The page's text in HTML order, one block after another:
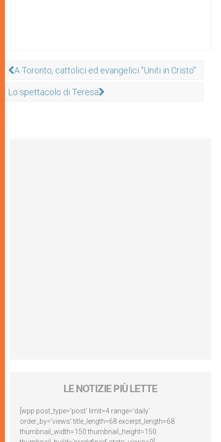
A Toronto, cattolici ed evangelici "Uniti in Cristo"
Lo spettacolo di Teresa
LE NOTIZIE PIÙ LETTE
[wpp post_type='post' limit=4 range='daily'
order_by='views' title_length=68 excerpt_length=68
thumbnail_width=150 thumbnail_height=150